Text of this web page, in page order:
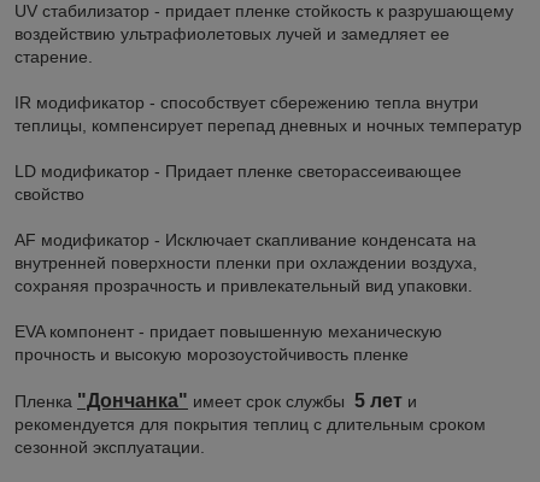
UV стабилизатор - придает пленке стойкость к разрушающему
воздействию ультрафиолетовых лучей и замедляет ее
старение.
IR модификатор - способствует сбережению тепла внутри
теплицы, компенсирует перепад дневных и ночных температур
LD модификатор - Придает пленке светорассеивающее
свойство
AF модификатор - Исключает скапливание конденсата на
внутренней поверхности пленки при охлаждении воздуха,
сохраняя прозрачность и привлекательный вид упаковки.
EVA компонент - придает повышенную механическую
прочность и высокую морозоустойчивость пленке
Пленка "Дончанка" имеет срок службы 5 лет и
рекомендуется для покрытия теплиц с длительным сроком
сезонной эксплуатации.